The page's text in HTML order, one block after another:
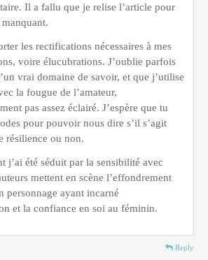
Il a fallu que je relise l’article pour
les rectifications nécessaires à mes
voire élucubrations. J’oublie parfois
vrai domaine de savoir, et que j’utilise
la fougue de l’amateur,
pas assez éclairé. J’espère que tu
pour pouvoir nous dire s’il s’agit
résilience ou non.
j’ai été séduit par la sensibilité avec
mettent en scène l’effondrement
personnage ayant incarné
et la confiance en soi au féminin.
Reply